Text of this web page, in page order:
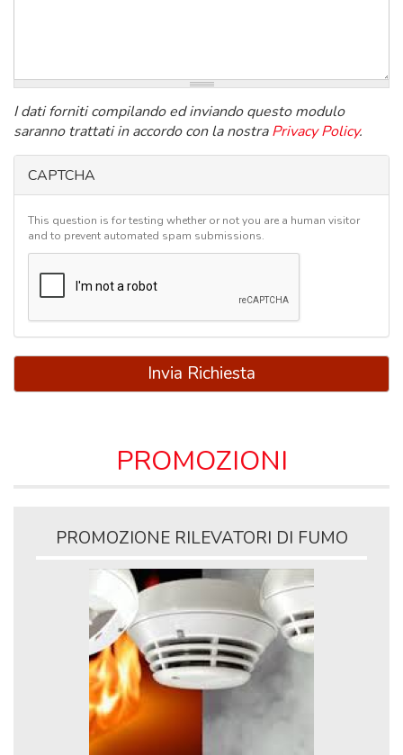
I dati forniti compilando ed inviando questo modulo
saranno trattati in accordo con la nostraPrivacy Policy.
CAPTCHA
This question is for testing whether or not you are a human visitor
and to prevent automated spam submissions.
Invia Richiesta
PROMOZIONI
PROMOZIONE RILEVATORI DI FUMO